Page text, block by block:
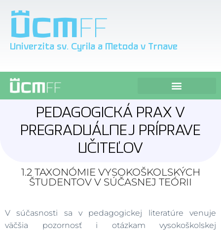
Univerzita sv. Cyrila a Metoda v Trnave
PEDAGOGICKÁ PRAX V
PREGRADUÁLNEJ PRÍPRAVE
UČITEĽOV
1.2 TAXONÓMIE VYSOKOŠKOLSKÝCH
ŠTUDENTOV V SÚČASNEJ TEÓRII
V súčasnosti sa v pedagogickej literatúre venuje
väčšia pozornosť i otázkam vysokoškolskej